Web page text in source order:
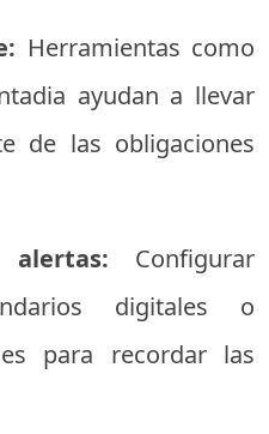
Herramientas como
ayudan a llevar
de las obligaciones
alertas:
Configurar
digitales o
para recordar las